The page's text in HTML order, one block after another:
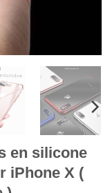
en silicone
iPhone X (